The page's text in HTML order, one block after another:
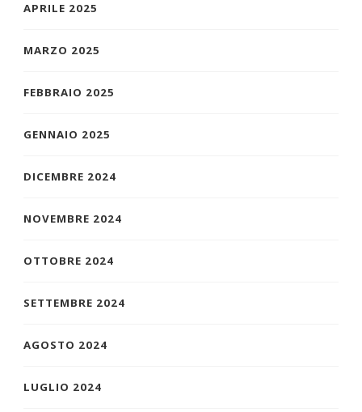
APRILE 2025
MARZO 2025
FEBBRAIO 2025
GENNAIO 2025
DICEMBRE 2024
NOVEMBRE 2024
OTTOBRE 2024
SETTEMBRE 2024
AGOSTO 2024
LUGLIO 2024